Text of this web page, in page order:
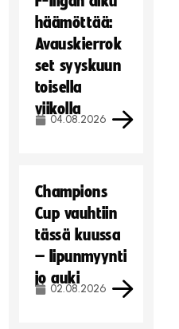
häämöttää:
Avauskierrok
set syyskuun
toisella
viikolla
04.08.2026
Champions
Cup vauhtiin
tässä kuussa
– lipunmyynti
jo auki
02.08.2026